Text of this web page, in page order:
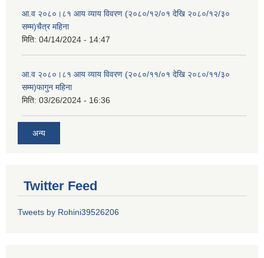
आ.व २०८०।८१ आय व्याय विवरण (२०८०/१२/०१ देखि २०८०/१२/३०
सम्म)चैत्र महिना
मिति: 04/14/2024 - 14:47
आ.व २०८०।८१ आय व्याय विवरण (२०८०/११/०१ देखि २०८०/११/३०
सम्म)फागुन महिना
मिति: 03/26/2024 - 16:36
अन्य
Twitter Feed
Tweets by Rohini39526206